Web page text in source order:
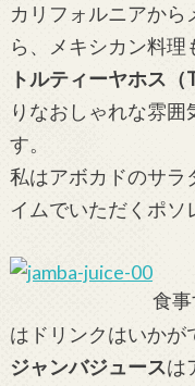
カリフォルニアか
ら、メキシカン料理
トルティーヤホス（
りなおしゃれな雰
す。
私はアボカドのサラ
イムでいただくポソ
食
はドリンクはいかが
ジャンバジュースは